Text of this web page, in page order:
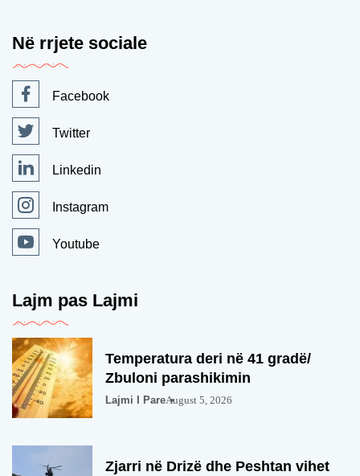
Në rrjete sociale
Facebook
Twitter
Linkedin
Instagram
Youtube
Lajm pas Lajmi
Temperatura deri në 41 gradë/
Zbuloni parashikimin
Lajmi I PareAugust 5, 2026
Zjarri në Drizë dhe Peshtan vihet